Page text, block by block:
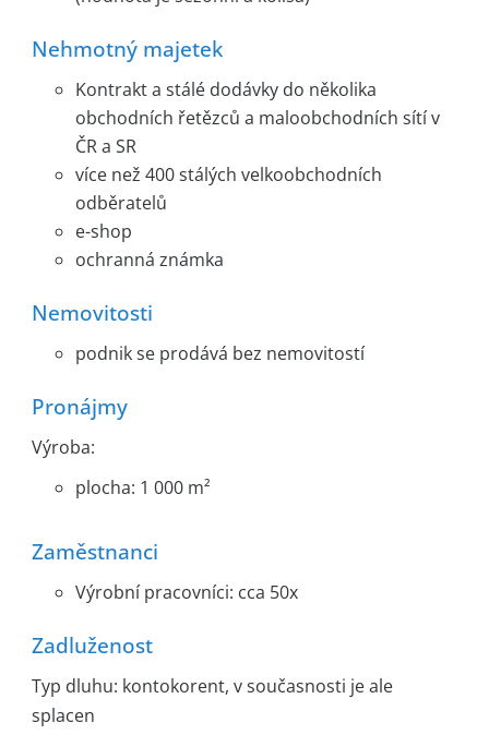
Nehmotný majetek
Kontrakt a stálé dodávky do několika
obchodních řetězců a maloobchodních sítí v
ČR a SR
více než 400 stálých velkoobchodních
odběratelů
e-shop
ochranná známka
Nemovitosti
podnik se prodává bez nemovitostí
Pronájmy
Výroba:
plocha: 1 000 m²
Zaměstnanci
Výrobní pracovníci: cca 50x
Zadluženost
Typ dluhu: kontokorent, v současnosti je ale
splacen